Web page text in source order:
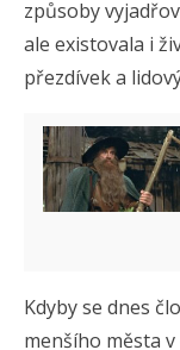
způsoby
ale existovala i
přezdívek a
Kdyby se dnes
menšího města